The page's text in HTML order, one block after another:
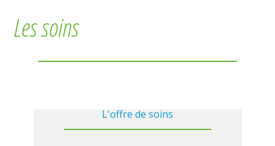
Les soins
L'offre de soins